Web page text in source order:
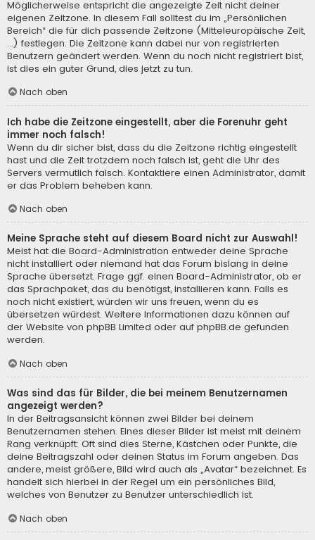
Möglicherweise entspricht die angezeigte Zeit nicht deiner
eigenen Zeitzone. In diesem Fall solltest du im „Persönlichen
Bereich“ die für dich passende Zeitzone (Mitteleuropäische Zeit,
...) festlegen. Die Zeitzone kann dabei nur von registrierten
Benutzern geändert werden. Wenn du noch nicht registriert bist,
ist dies ein guter Grund, dies jetzt zu tun.
Nach oben
Ich habe die Zeitzone eingestellt, aber die Forenuhr geht
immer noch falsch!
Wenn du dir sicher bist, dass du die Zeitzone richtig eingestellt
hast und die Zeit trotzdem noch falsch ist, geht die Uhr des
Servers vermutlich falsch. Kontaktiere einen Administrator, damit
er das Problem beheben kann.
Nach oben
Meine Sprache steht auf diesem Board nicht zur Auswahl!
Meist hat die Board-Administration entweder deine Sprache
nicht installiert oder niemand hat das Forum bislang in deine
Sprache übersetzt. Frage ggf. einen Board-Administrator, ob er
das Sprachpaket, das du benötigst, installieren kann. Falls es
noch nicht existiert, würden wir uns freuen, wenn du es
übersetzen würdest. Weitere Informationen dazu können auf
der Website von phpBB Limited oder auf phpBB.de gefunden
werden.
Nach oben
Was sind das für Bilder, die bei meinem Benutzernamen
angezeigt werden?
In der Beitragsansicht können zwei Bilder bei deinem
Benutzernamen stehen. Eines dieser Bilder ist meist mit deinem
Rang verknüpft: Oft sind dies Sterne, Kästchen oder Punkte, die
deine Beitragszahl oder deinen Status im Forum angeben. Das
andere, meist größere, Bild wird auch als „Avatar“ bezeichnet. Es
handelt sich hierbei in der Regel um ein persönliches Bild,
welches von Benutzer zu Benutzer unterschiedlich ist.
Nach oben